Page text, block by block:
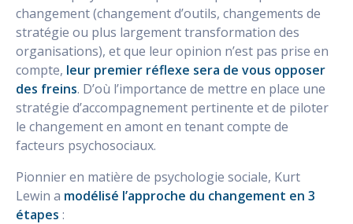
changement (changement d’outils, changements de
stratégie ou plus largement transformation des
organisations), et que leur opinion n’est pas prise en
compte, leur premier réflexe sera de vous opposer
des freins. D’où l’importance de mettre en place une
stratégie d’accompagnement pertinente et de piloter
le changement en amont en tenant compte de
facteurs psychosociaux.
Pionnier en matière de psychologie sociale, Kurt
Lewin a modélisé l’approche du changement en 3
étapes :